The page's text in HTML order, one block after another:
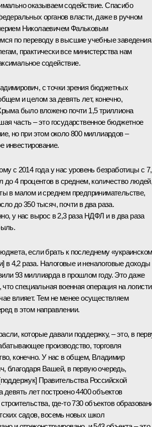
оказываем содействие. Спасибо
органов власти, даже в ручном
Николаевичем Фальковым
по переводу в высшие учебные
практически все министерства нам
содействие.
с точки зрения бюджетных
и целом за девять лет, конечно,
было вложено почти 1,5 триллиона
часть – это государственное бюджетное
но при этом около 800 миллиардов –
инвестирование.
с 2014 года у нас уровень безработицы с
до 4 процентов в среднем, количество
в малом и среднем предпринимательстве,
до 350 тысяч, почти в два раза.
у нас вырос в 2,3 раза НДФЛ и в два раза
если брать к последнему
в 4,2 раза. Налоговые и неналоговые доходы
93 миллиарда в прошлом году. Это даже
что специальная военная операция на
влияет. Тем не менее осуществляем
в этом направлении.
которые давали поддержку, – это, в
производство, торговля
конечно. У нас в общем, Владимир
благодаря Вашей, в первую очередь,
Правительства Российской
девять лет построено 4400 объектов
где-то 730 объектов
садов, восемь новых школ